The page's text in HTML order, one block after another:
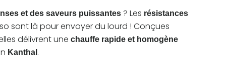
et des saveurs puissantes ? Les résistances
sont là pour envoyer du lourd ! Conçues
délivrent une chauffe rapide et homogène
Kanthal .